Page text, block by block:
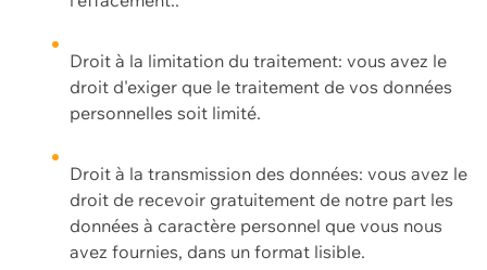
Droit à la limitation du traitement: vous avez le
droit d'exiger que le traitement de vos données
personnelles soit limité.
Droit à la transmission des données: vous avez le
droit de recevoir gratuitement de notre part les
données à caractère personnel que vous nous
avez fournies, dans un format lisible.